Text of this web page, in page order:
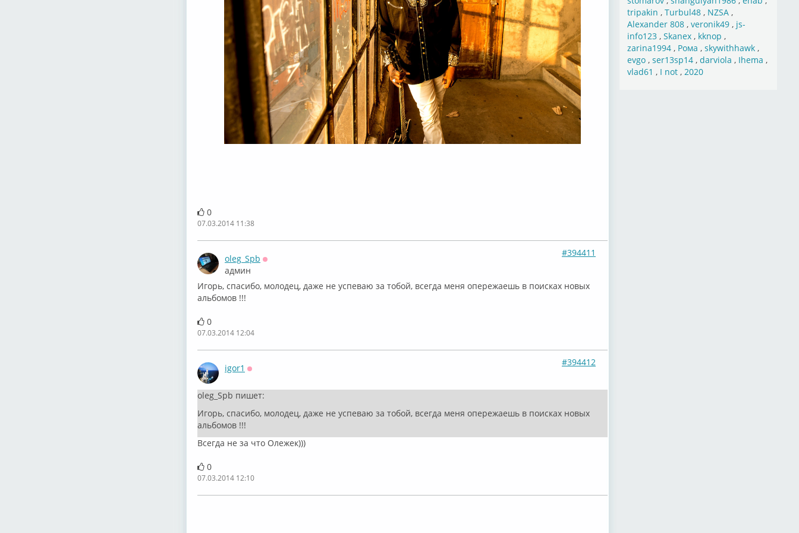
0
07.03.2014 11:38
oleg_Spb
админ
#394411
Игорь, спасибо, молодец, даже не успеваю за тобой, всегда меня опережаешь в поисках новых
альбомов !!!
0
07.03.2014 12:04
igor1
#394412
oleg_Spb пишет:
Игорь, спасибо, молодец, даже не успеваю за тобой, всегда меня опережаешь в поисках новых
альбомов !!!
Всегда не за что Олежек)))
0
07.03.2014 12:10
tripakin , Turbul48, NZSA,
Alexander 808, veronik49, js-
info123, Skanex, kknop ,
zarina1994, Рома , skywithhawk,
evgo, ser13sp14, darviola , Ihema ,
vlad61 , I not, 2020